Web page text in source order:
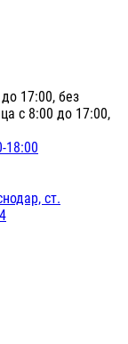
17:00, без
с 8:00 до 17:00,
18:00
ст.